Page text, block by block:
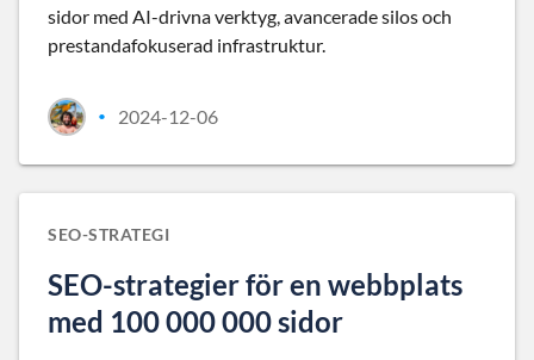
sidor med AI-drivna verktyg, avancerade silos och
prestandafokuserad infrastruktur.
• 2024-12-06
SEO-STRATEGI
SEO-strategier för en webbplats
med 100 000 000 sidor